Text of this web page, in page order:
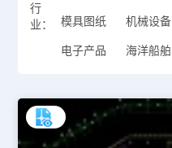
行
业：
模具图纸 机械设备
电子产品 海洋船舶